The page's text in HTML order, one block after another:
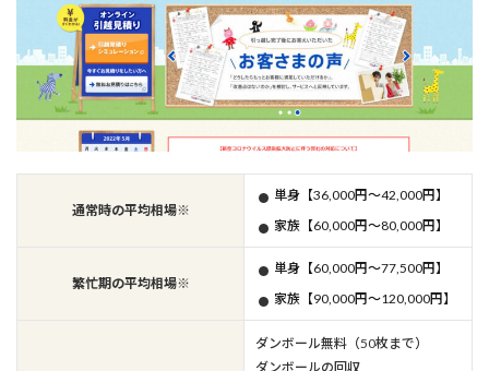
通常時の平均相場※
単身【36,000円～42,000円】
家族【60,000円～80,000円】
繁忙期の平均相場※
単身【60,000円～77,500円】
家族【90,000円～120,000円】
ダンボール無料（50枚まで）
ダンボールの回収